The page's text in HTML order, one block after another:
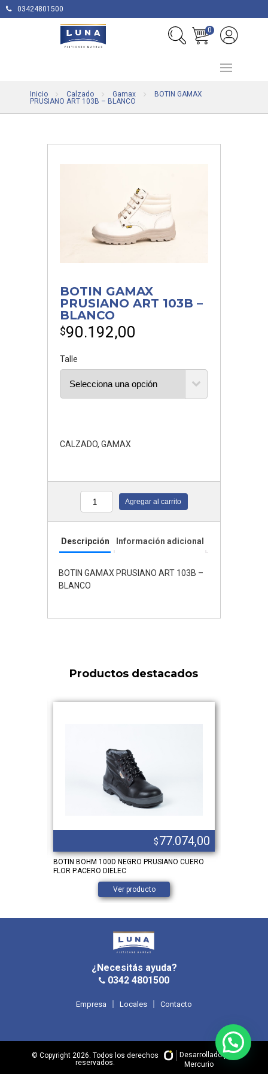
03424801500
0
Inicio Calzado Gamax
BOTIN GAMAX
PRUSIANO ART 103B – BLANCO
BOTIN GAMAX
PRUSIANO ART 103B –
BLANCO
$90.192,00
Talle
CALZADO,GAMAX
Cantidad Agregar al carrito
Descripción Información adicional
BOTIN GAMAX PRUSIANO ART 103B –
BLANCO
Productos destacados
$77.074,00
BOTIN BOHM 100D NEGRO PRUSIANO CUERO
FLOR P.ACERO DIELEC
Ver producto
¿Necesitás ayuda?
0342 4801500
Empresa Locales Contacto
© Copyright 2026. Todos los derechos
reservados.
Desarrollado por
Mercurio